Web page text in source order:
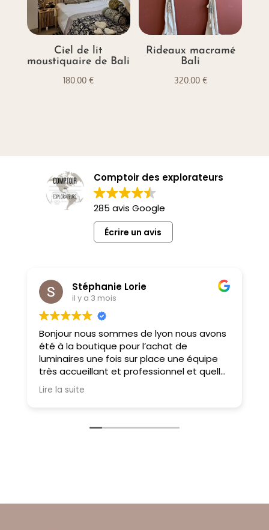
Ciel de lit
moustiquaire de Bali
180.00€
Rideaux macramé
Bali
320.00 €
Comptoir des explorateurs
285 avis Google
Écrire un avis
Stéphanie Lorie
il y a 3 mois
Bonjour nous sommes de lyon nous avons
été à la boutique pour l’achat de
luminaires une fois sur place une équipe
très accueillant et professionnel et quelle
choix on ne sait pas où donner de la tête
tellement il y a des choses magnifiques
Lire la suite